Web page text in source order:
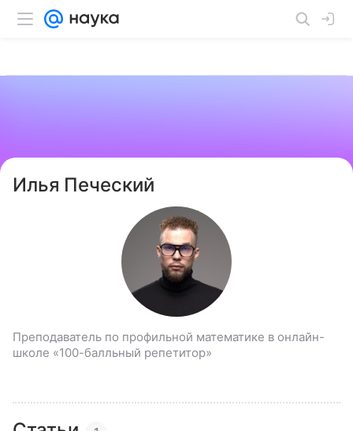
Илья Печеский
Преподаватель по профильной математике в онлайн-
школе «100-балльный репетитор»